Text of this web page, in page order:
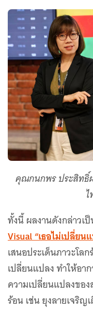
คุณกนกพร ประสิทธิ์
ทั้งนี้ ผลงานดังกล่าวเ
Visual “เธอไม่เปลี่ย
เสนอประเด็นภาวะโ
เปลี่ยนแปลง ทำให้อา
ความเปลี่ยนแปลงของ
ร้อน เช่น ยุงลายเจริญ